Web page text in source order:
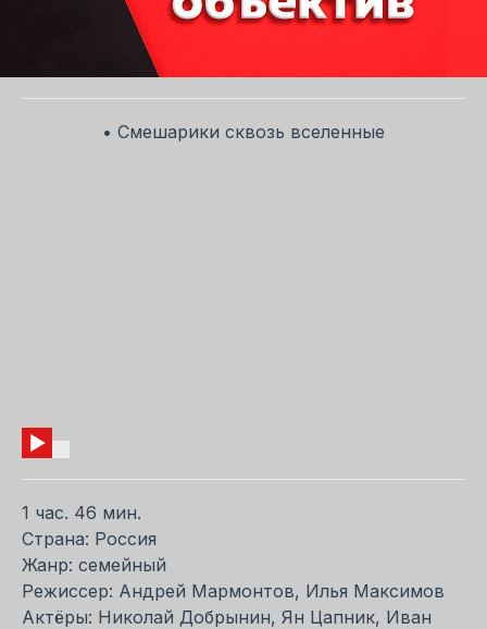
• Смешарики сквозь вселенные
1 час. 46 мин.
Страна: Россия
Жанр: семейный
Режиссер: Андрей Мармонтов, Илья Максимов
Актёры: Николай Добрынин, Ян Цапник, Иван